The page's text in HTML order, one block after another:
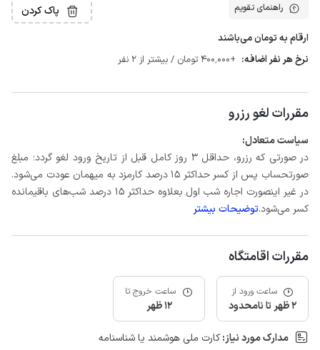
راهنمای تقویم پاک کردن
ارقام به تومان می‌باشند
نرخ هر نفر اضافه: +400٬000 تومان / بیشتر از 2 نفر
مقررات لغو رزرو
سیاست متعادل:
در صورتی که رزرو، حداقل 3 روز کامل قبل از تاریخ ورود لغو گردد؛ مبلغ
صورتحساب پس از کسر حداکثر 15 درصد کارمزد به میهمان عودت می‌شود.
در غیر اینصورت اجاره شب اول بعلاوه حداکثر 15 درصد شب‌های باقیمانده
کسر می‌شود.توضیحات بیشتر
مقررات اقامتگاه
ساعت ورود از
2 ظهر تا نامحدود
ساعت خروج تا
12 ظهر
مدارک مورد نیاز:کارت ملی هوشمند یا شناسنامه